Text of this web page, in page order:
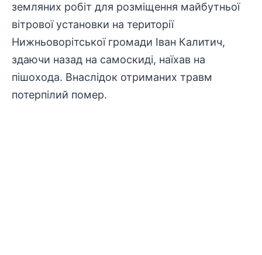
земляних робіт для розміщення майбутньої
вітрової установки на території
Нижньоворітської громади Іван Калитич,
здаючи назад на самоскиді, наїхав на
пішохода. Внаслідок отриманих травм
потерпілий помер.